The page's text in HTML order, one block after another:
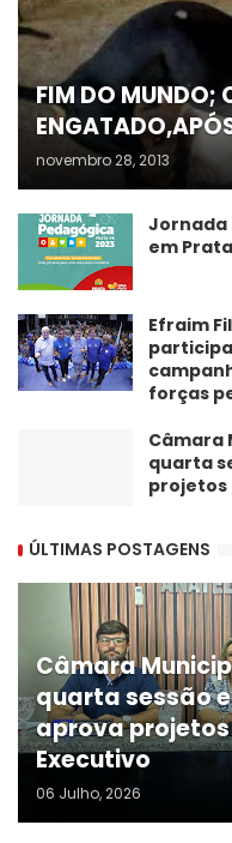
FIM DO MUNDO;
novembro 28, 2013
Jornada
em
Efraim
forças
Câmara
quarta
projetos
ÚLTIMAS POSTAGENS
Câmara
quarta sessão
aprova
Executivo
06 Julho, 2026